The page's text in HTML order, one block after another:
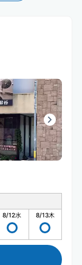
8/12水 8/13木